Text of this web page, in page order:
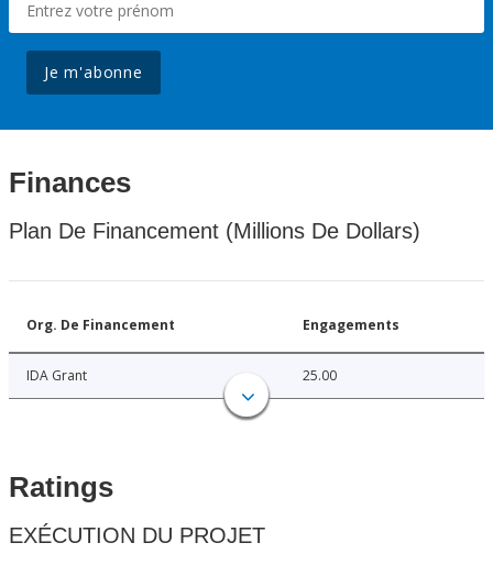
Je m'abonne
Finances
Plan De Financement (Millions De Dollars)
Org. De Financement Engagements
IDA Grant 25.00
Ratings
EXÉCUTION DU PROJET